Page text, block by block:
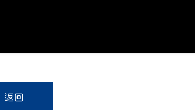
返回